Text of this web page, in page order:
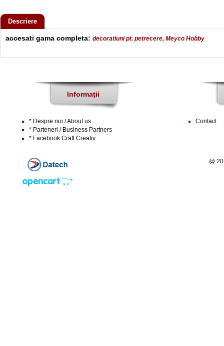
Descriere
accesati gama completa: decoratiuni pt. petrecere, Meyco Hobby
Informaţii
* Despre noi / About us
* Parteneri / Business Partners
* Facebook Craft Creativ
Contact
@